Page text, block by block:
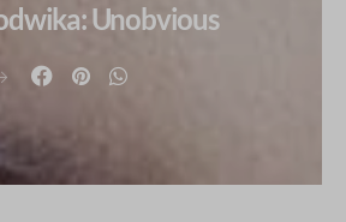
Unobvious